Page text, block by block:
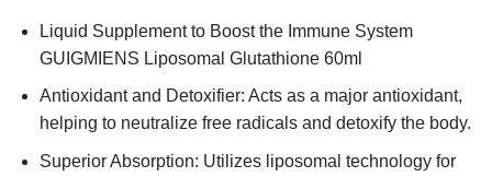
Liquid Supplement to Boost the Immune System
GUIGMIENS Liposomal Glutathione 60ml
Antioxidant and Detoxifier: Acts as a major antioxidant,
helping to neutralize free radicals and detoxify the body.
Superior Absorption: Utilizes liposomal technology for